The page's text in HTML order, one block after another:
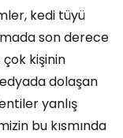
kedi tüyü
son derece
kişinin
dolaşan
yanlış
bu kısmında